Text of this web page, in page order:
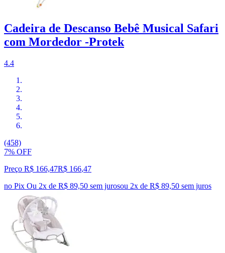
Cadeira de Descanso Bebê Musical Safari
com Mordedor -Protek
4.4
(458)
7% OFF
Preço R$ 166,47R$ 166,47
no Pix Ou 2x de R$ 89,50 sem jurosou 2x de R$ 89,50 sem juros